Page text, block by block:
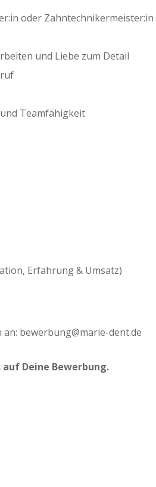
oder Zahntechnikermeister:in
und Liebe zum Detail
Teamfähigkeit
Erfahrung & Umsatz)
bewerbung@marie-dent.de
Deine Bewerbung.